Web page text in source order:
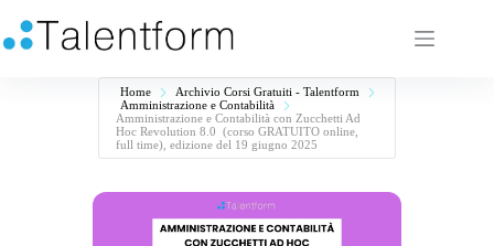
Home
Archivio Corsi Gratuiti - Talentform
Amministrazione e Contabilità
Amministrazione e Contabilità con Zucchetti Ad
Hoc Revolution 8.0 (corso GRATUITO online,
full time), edizione del 19 giugno 2025